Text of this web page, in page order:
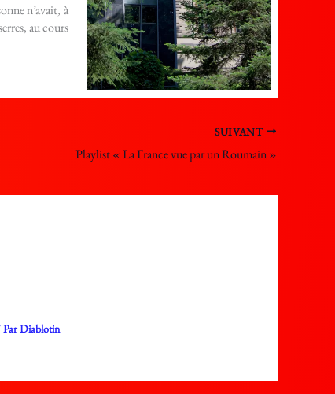
n’avait, à
au cours
SUIVANT
Playlist « La France vue par un Roumain »
Diablotin